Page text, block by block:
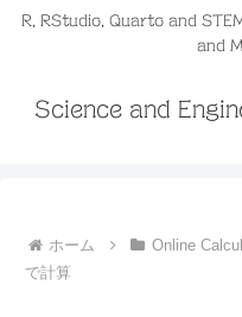
R, RStudio, Quarto and
and
Science and
ホーム Online
で計算